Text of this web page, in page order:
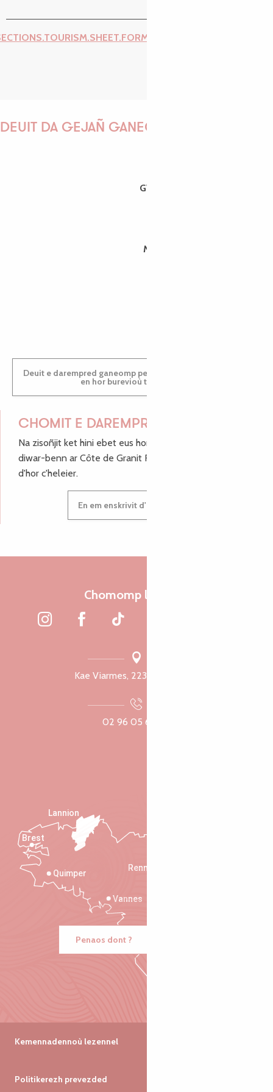
DEUIT DA GEJAÑ GANEOMP !
GWENAËLLE
MORGANE
Deuit e darempred ganeomp pe deuit da welet ac'hanomp
en hor burevioù touristerezh
CHOMIT E DAREMPRED !
Na zisoñjit ket hini ebet eus hor c'hinnigoù mat ha keleier
diwar-benn ar Côte de Granit Rose, enskrivit hoc'h anv
d'hor c'heleier.
En em enskrivit d'hor c'heleier
Chomomp liammet
Kae Viarmes, 22300 Lannuon
02 96 05 60 70
Rennes
Vannes
Quimper
Lannion
Brest
Penaos dont ?
Kemennadennoù lezennel
Politikerezh prevezded